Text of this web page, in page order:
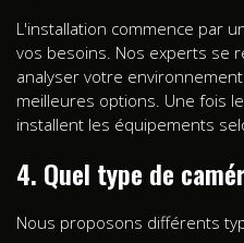
L'installation commence par
vos besoins. Nos experts se
analyser votre
meilleures options. Une fois
installent les équipements
4. Quel type de
Nous proposons différents